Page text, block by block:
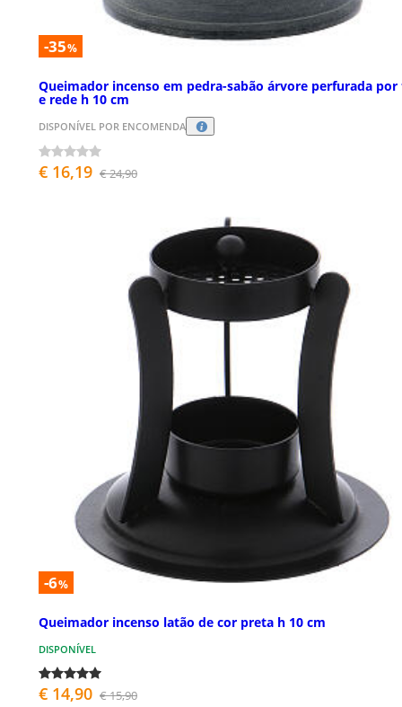
-35%
Queimador incenso em pedra-sabão árvore perfurada por
e rede h 10 cm
DISPONÍVEL POR ENCOMENDA
€ 16,19 € 24,90
-6%
Queimador incenso latão de cor preta h 10 cm
DISPONÍVEL
€ 14,90 € 15,90